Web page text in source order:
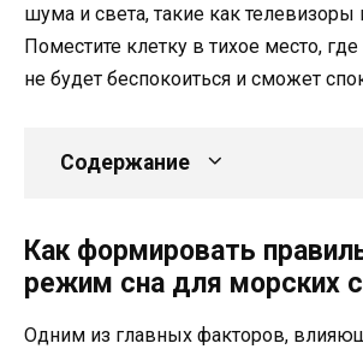
шума и света, такие как телевизоры
Поместите клетку в тихое место,
не будет беспокоиться и сможет
Содержание
Как формировать
режим сна для морских
Одним из главных факторов,